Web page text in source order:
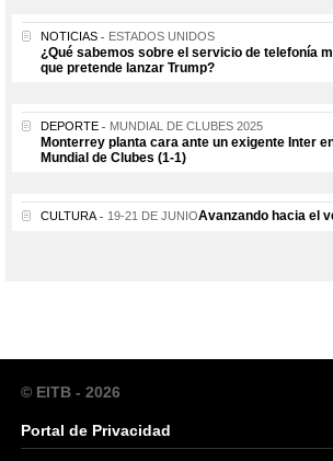
NOTICIAS ESTADOS UNIDOS
¿Qué sabemos sobre el servicio de telefonía
que pretende lanzar Trump?
DEPORTE MUNDIAL DE CLUBES 2025
Monterrey planta cara ante un exigente Inter
Mundial de Clubes (1-1)
CULTURA 19-21 DE JUNIOAvanzando hacia el
© EITB - 2026
Portal de Privacidad